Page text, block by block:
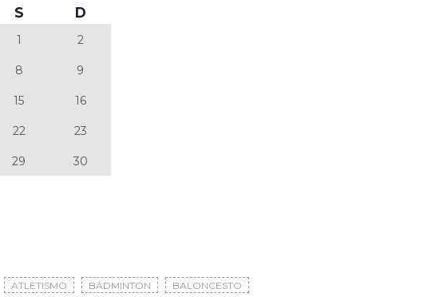
S D
1 2
8 9
15 16
22 23
29 30
ATLETISMO BÁDMINTON
BALONCESTO